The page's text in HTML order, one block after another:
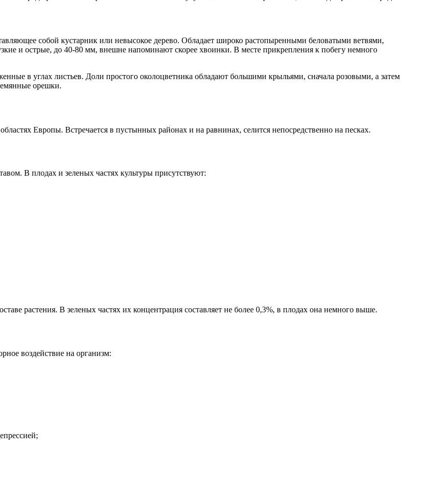
собой кустарник или невысокое дерево. Обладает широко растопыренными беловатыми ветвями,
и острые, до 40-80 мм, внешне напоминают скорее хвоинки. В месте прикрепления к побегу немного
в углах листьев. Доли простого околоцветника обладают большими крыльями, сначала розовыми, а затем
орешки.
Европы. Встречается в пустынных районах и на равнинах, селится непосредственно на песках.
В плодах и зеленых частях культуры присутствуют:
растения. В зеленых частях их концентрация составляет не более 0,3%, в плодах она немного выше.
воздействие на организм: